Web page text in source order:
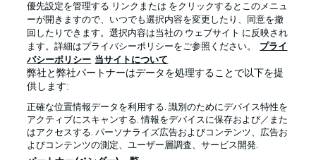
プライバシー・ポリシー 優先設定を管理する
優先設定を管理する リンクまたは をクリックするとこのメニュ
ーが開きますので、いつでも選択内容を変更したり、同意を撤
回したりできます。選択内容は当社の ウェブサイト に反映され
ます。詳細はプライバシーポリシーをご参照ください。
プライ
バシーポリシー 当サイトについて
弊社と弊社パートナーはデータを処理することで以下を提
供します:
正確な位置情報データを利用する. 識別のためにデバイス特性を
アクティブにスキャンする. 情報をデバイスに保存および／また
はアクセスする. パーソナライズ広告およびコンテンツ、広告お
よびコンテンツの測定、ユーザー層調査、サービス開発.